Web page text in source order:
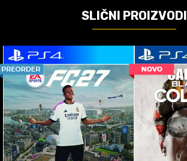
SLIČNI PROIZVODI